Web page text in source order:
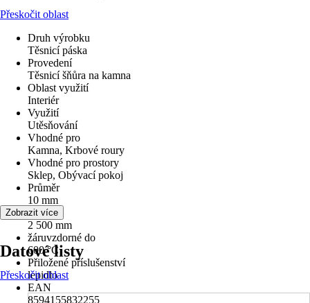
Přeskočit oblast
Druh výrobku
Těsnicí páska
Provedení
Těsnicí šňůra na kamna
Oblast využití
Interiér
Využití
Utěsňování
Vhodné pro
Kamna, Krbové roury
Vhodné pro prostory
Sklep, Obývací pokoj
Průměr
10 mm
Délka
2 500 mm
žáruvzdorné do
600 °C
Přiložené příslušenství
lepidlo
EAN
8594155832255
Zobrazit více
Datové listy
Přeskočit oblast